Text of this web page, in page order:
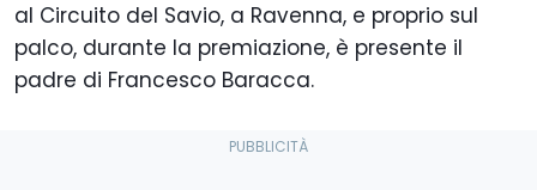
al Circuito del Savio, a Ravenna, e proprio sul
palco, durante la premiazione, è presente il
padre di Francesco Baracca.